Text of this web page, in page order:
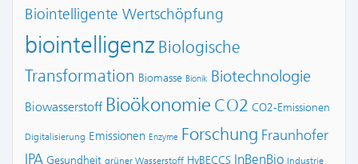
Biointelligente Wertschöpfung
biointelligenz Biologische
Transformation Biomasse Bionik Biotechnologie
Biowasserstoff Bioökonomie CO2 CO2-Emissionen
Digitalisierung Emissionen Enzyme Forschung Fraunhofer
IPA Gesundheit grüner Wasserstoff HyBECCS InBenBio Industrie